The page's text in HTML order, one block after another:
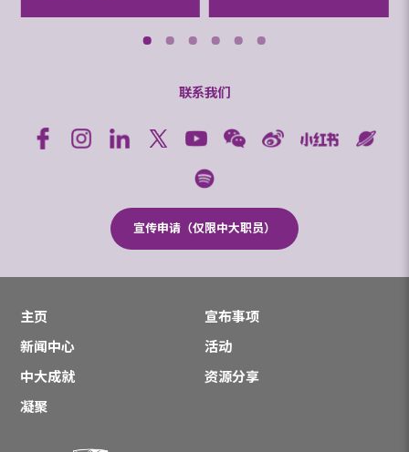
联系我们
宣传申请（仅限中大职员）
主页
宣布事项
新闻中心
活动
中大成就
资源分享
凝聚